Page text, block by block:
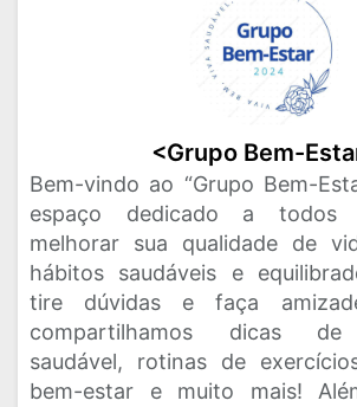
<Grupo Bem-
Bem-vindo ao “Grupo Bem-
espaço dedicado a todos
melhorar sua qualidade de
hábitos saudáveis e
tire dúvidas e faça
compartilhamos dicas de
saudável, rotinas de
bem-estar e muito mais!